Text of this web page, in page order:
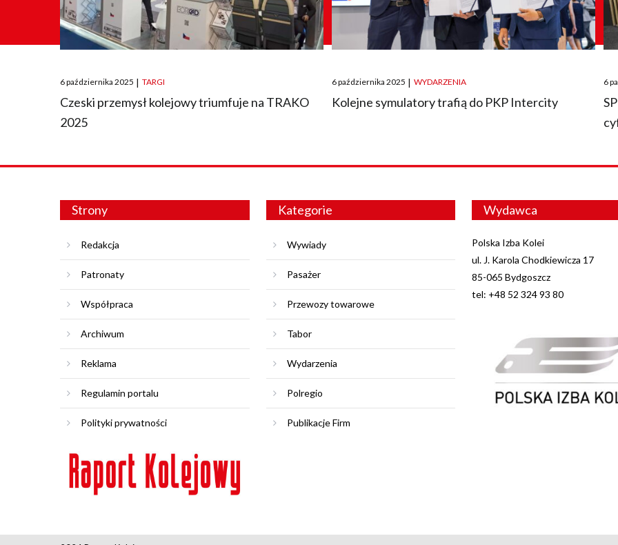
Posted
on
6 października 2025 | TARGI
Czeski przemysł kolejowy triumfuje na TRAKO
2025
Posted
on
6 października 2025 | WYDARZENIA
Kolejne symulatory trafią do PKP Intercity
on
6
Strony
Redakcja
Patronaty
Współpraca
Archiwum
Reklama
Regulamin portalu
Polityki prywatności
Kategorie
Wywiady
Pasażer
Przewozy towarowe
Tabor
Wydarzenia
Polregio
Publikacje Firm
Wydawca
Polska Izba Kolei
ul. J. Karola Chodkiewicza 17
85-065 Bydgoszcz
tel: +48 52 324 93 80